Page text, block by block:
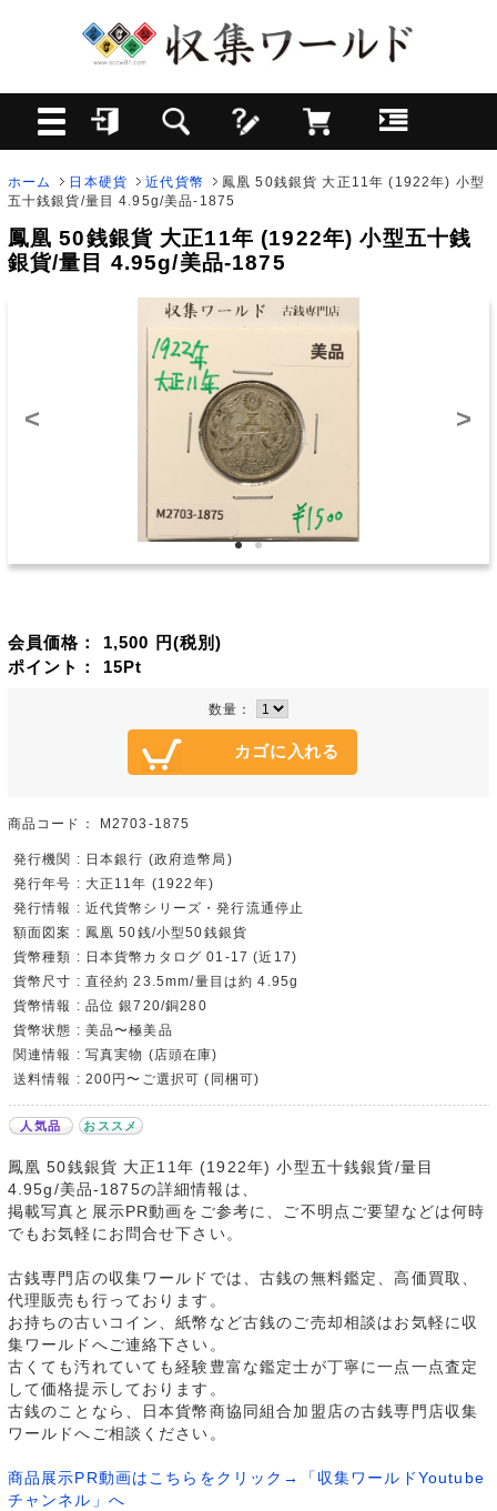
ホーム 日本硬貨 近代貨幣
鳳凰 50銭銀貨 大正11年 (1922年) 小型
五十銭銀貨/量目 4.95g/美品-1875
鳳凰 50銭銀貨 大正11年 (1922年) 小型五十銭
銀貨/量目 4.95g/美品-1875
< >
会員価格： 1,500 円(税別)
ポイント： 15Pt
数量：
商品コード： M2703-1875
発行機関 : 日本銀行 (政府造幣局)
発行年号 : 大正11年 (1922年)
発行情報 : 近代貨幣シリーズ・発行流通停止
額面図案 : 鳳凰 50銭/小型50銭銀貨
貨幣種類 : 日本貨幣カタログ 01-17 (近17)
貨幣尺寸 : 直径約 23.5mm/量目は約 4.95g
貨幣情報 : 品位 銀720/銅280
貨幣状態 : 美品〜極美品
関連情報 : 写真実物 (店頭在庫)
送料情報 : 200円〜ご選択可 (同梱可)
人気品 おススメ
鳳凰 50銭銀貨 大正11年 (1922年) 小型五十銭銀貨/量目
4.95g/美品-1875の詳細情報は、
掲載写真と展示PR動画をご参考に、ご不明点ご要望などは何時
でもお気軽にお問合せ下さい。
古銭専門店の収集ワールドでは、古銭の無料鑑定、高価買取、
代理販売も行っております。
お持ちの古いコイン、紙幣など古銭のご売却相談はお気軽に収
集ワールドへご連絡下さい。
古くても汚れていても経験豊富な鑑定士が丁寧に一点一点査定
して価格提示しております。
古銭のことなら、日本貨幣商協同組合加盟店の古銭専門店収集
ワールドへご相談ください。
商品展示PR動画はこちらをクリック→「収集ワールドYoutube
チャンネル」へ